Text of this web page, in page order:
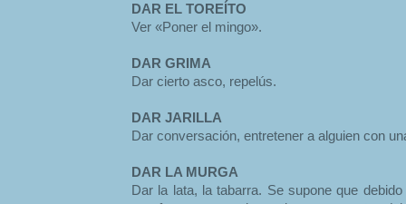
DAR EL TOREÍTO
Ver «Poner el mingo».
DAR GRIMA
Dar cierto asco, repelús.
DAR JARILLA
Dar conversación, entretener a alguien con
DAR LA MURGA
Dar la lata, la tabarra. Se supone que